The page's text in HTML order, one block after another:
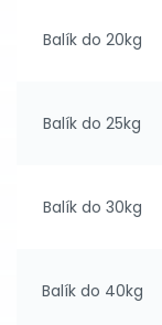
Balík do 20kg
Balík do 25kg
Balík do 30kg
Balík do 40kg